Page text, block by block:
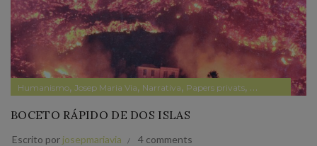
Humanismo, Josep Maria Via, Narrativa, Papers privats, Pensamiento
BOCETO RÁPIDO DE DOS ISLAS
Escrito por josepmariavia 4 comments